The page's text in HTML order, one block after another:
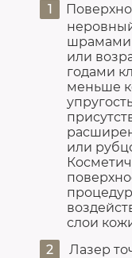
шрамами
или
годами
меньше
или
слои
Лазер